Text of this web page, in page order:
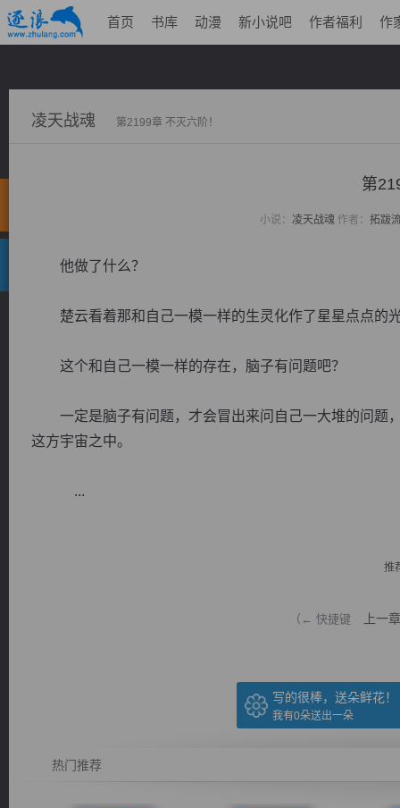
首页 书库 动漫 新小说吧 作者福利 作
凌天战魂 第2199章 不灭六阶！
第
小说： 凌天战魂作者： 拓跋
他做了什么？
楚云看着那和自己一模一样的生灵化作了星星点点的
这个和自己一模一样的存在，脑子有问题吧？
一定是脑子有问题，才会冒出来问自己一大堆的问题
这方宇宙之中。
...
推
（← 快捷键 上一章
写的很棒，送朵鲜花！
我有0朵送出一朵
热门推荐